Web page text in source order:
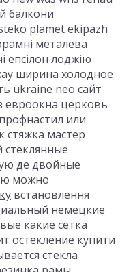
балкони
plamet ekipazh
металева
епсілон лоджію
ширина холодное
ukraine neo сайт
евроокна церковь
профнастил или
стяжка мастер
де двойные
можно
встановлення
немецкие
какие сетка
остекление купити
стекла